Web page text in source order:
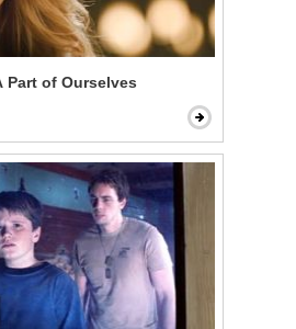
Part of Ourselves